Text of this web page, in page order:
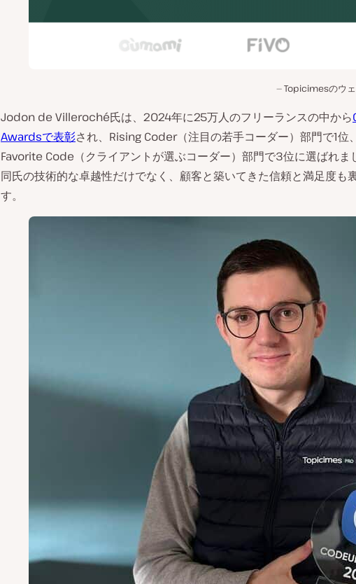
Topicimesのウ
Jodon de Villeroché氏は、2024年に25万人のフリーランスの中から
Awardsで表彰され、Rising Coder（注目の若手コーダー）部門で1位
Favorite Code（クライアントが選ぶコーダー）部門で3位に選ばれま
同氏の技術的な卓越性だけでなく、顧客と築いてきた信頼と満足度も
す。